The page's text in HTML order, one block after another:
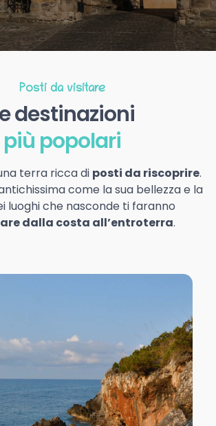
Posti da visitare
destinazioni
più popolari
terra ricca di posti da riscoprire.
come la sua bellezza e la
luoghi che nasconde ti faranno
dalla costa all’entroterra.